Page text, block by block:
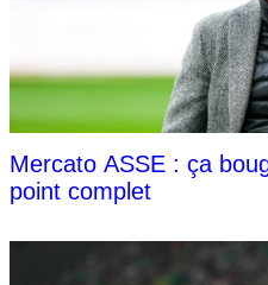
Mercato ASSE : ça
point complet